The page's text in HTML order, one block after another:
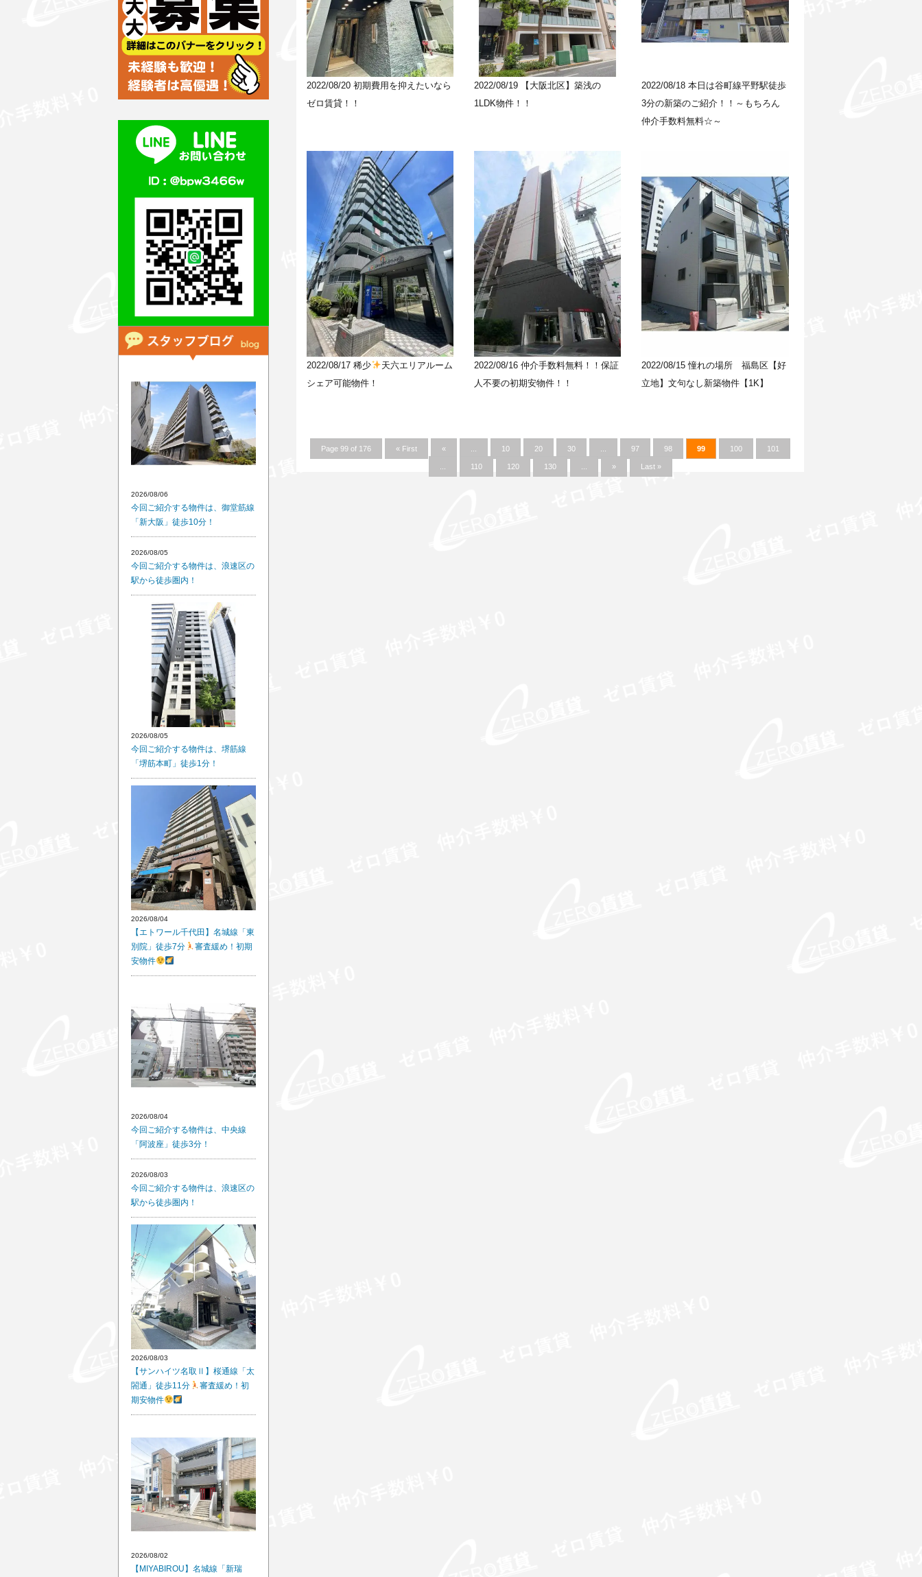
2022/08/20 初期費用を抑えたいなら
ゼロ賃貸！！
2022/08/19
【大阪北区】築浅の
1LDK物件！！
2022/08/18 本日は谷町線平野駅徒歩
3分の新築のご紹介！！～もちろん
仲介手数料無料☆～
2022/08/17 稀少
天六エリアルーム
シェア可能物件！
2022/08/16 仲介手数料無料！！保証
人不要の初期安物件！！
2022/08/15 憧れの場所 福島区【好
立地】文句なし新築物件【1K】
Page 99 of 176 « First « 10 20 30 97 98 99 100 101
110 120 130 » Last »
2026/08/06
今回ご紹介する物件は、御堂筋線
「新大阪」徒歩10分！
2026/08/05
今回ご紹介する物件は、浪速区の
駅から徒歩圏内！
2026/08/05
今回ご紹介する物件は、堺筋線
「堺筋本町」徒歩1分！
2026/08/04
【エトワール千代田】名城線「東
別院」徒歩7分
審査緩め！初期
安物件
2026/08/04
今回ご紹介する物件は、中央線
「阿波座」徒歩3分！
2026/08/03
今回ご紹介する物件は、浪速区の
駅から徒歩圏内！
2026/08/03
【サンハイツ名取Ⅱ】桜通線「太
閤通」徒歩11分
審査緩め！初
期安物件
2026/08/02
【MIYABIROU】名城線「新瑞